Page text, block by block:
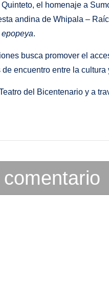
el homenaje a
andina de Whipala –
epopeya.
busca promover el
encuentro entre la cultura
del Bicentenario y a